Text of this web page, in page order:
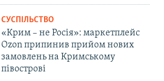
СУСПІЛЬСТВО
«Крим – не Росія»: маркетплейс
Ozon припинив прийом нових
замовлень на Кримському
півострові